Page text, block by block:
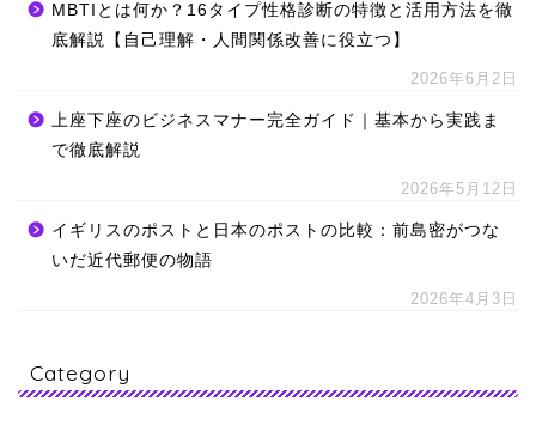
MBTIとは何か？16タイプ性格診断の特徴と活用方法を徹
底解説【自己理解・人間関係改善に役立つ】
2026年6月2日
上座下座のビジネスマナー完全ガイド｜基本から実践ま
で徹底解説
2026年5月12日
イギリスのポストと日本のポストの比較：前島密がつな
いだ近代郵便の物語
2026年4月3日
Category